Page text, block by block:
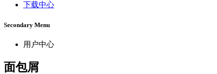
下载中心
Secondary Menu
用户中心
面包屑